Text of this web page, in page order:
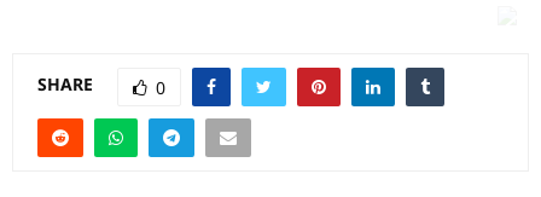
SHARE 0